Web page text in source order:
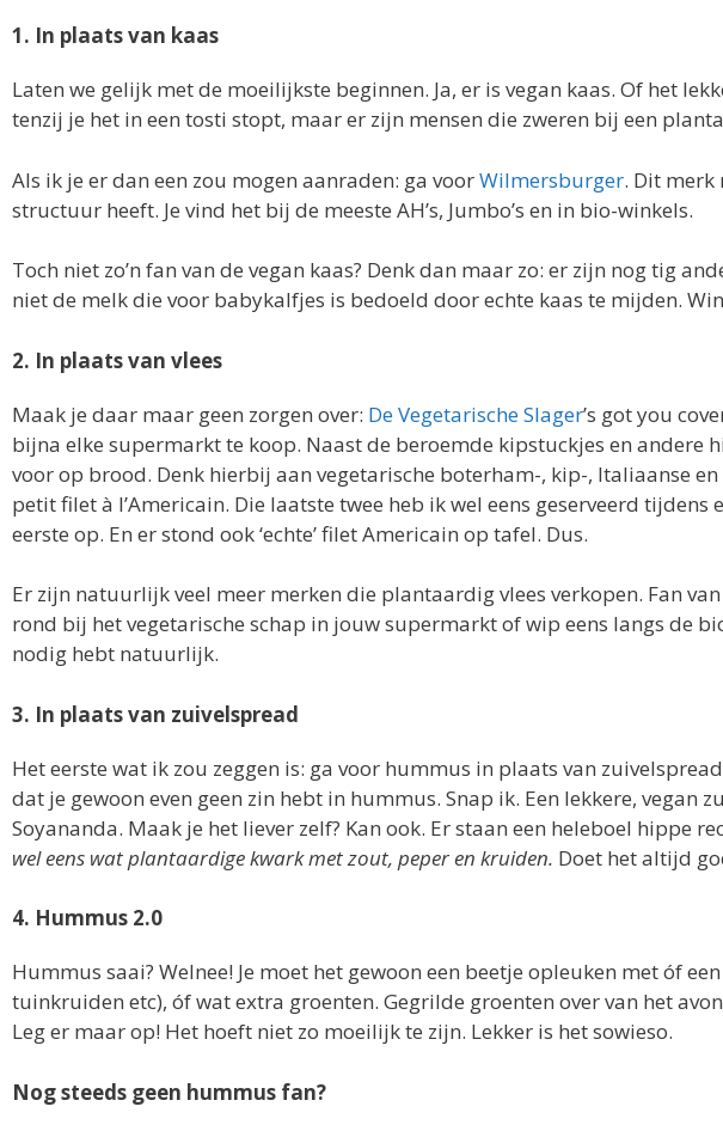
1. In plaats van kaas
Laten we gelijk met de moeilijkste beginnen. Ja, er is vegan kaas. Of het
tenzij je het in een tosti stopt, maar er zijn mensen die zweren bij een
Als ik je er dan een zou mogen aanraden: ga voorWilmersburger. Dit merk
structuur heeft. Je vind het bij de meeste AH’s, Jumbo’s en in bio-winkels.
Toch niet zo’n fan van de vegan kaas? Denk dan maar zo: er zijn nog tig
niet de melk die voor babykalfjes is bedoeld door echte kaas te mijden.
2. In plaats van vlees
Maak je daar maar geen zorgen over: De Vegetarische Slager’s got you
bijna elke supermarkt te koop. Naast de beroemde kipstuckjes en andere
voor op brood. Denk hierbij aan vegetarische boterham-, kip-, Italiaanse
petit filet à l’Americain. Die laatste twee heb ik wel eens geserveerd
eerste op. En er stond ook ‘echte’ filet Americain op tafel. Dus.
Er zijn natuurlijk veel meer merken die plantaardig vlees verkopen. Fan
rond bij het vegetarische schap in jouw supermarkt of wip eens langs de
nodig hebt natuurlijk.
3. In plaats van zuivelspread
Het eerste wat ik zou zeggen is: ga voor hummus in plaats van
dat je gewoon even geen zin hebt in hummus. Snap ik. Een lekkere,
Soyananda. Maak je het liever zelf? Kan ook. Er staan een heleboel hippe
wel eens wat plantaardige kwark met zout, peper en kruiden. Doet het altijd
4. Hummus 2.0
Hummus saai? Welnee! Je moet het gewoon een beetje opleuken met óf
tuinkruiden etc), óf wat extra groenten. Gegrilde groenten over van het
Leg er maar op! Het hoeft niet zo moeilijk te zijn. Lekker is het sowieso.
Nog steeds geen hummus fan?